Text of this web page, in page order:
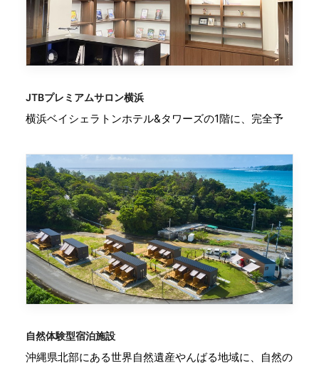
JTBプレミアムサロン横浜
横浜ベイシェラトンホテル&タワーズの1階に、完全予
自然体験型宿泊施設
沖縄県北部にある世界自然遺産やんばる地域に、自然の